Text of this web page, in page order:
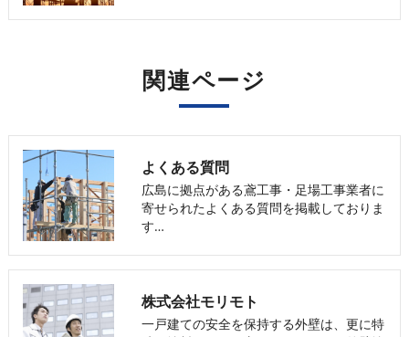
関連ページ
よくある質問
広島に拠点がある鳶工事・足場工事業者に
寄せられたよくある質問を掲載しておりま
す…
株式会社モリモト
一戸建ての安全を保持する外壁は、更に特